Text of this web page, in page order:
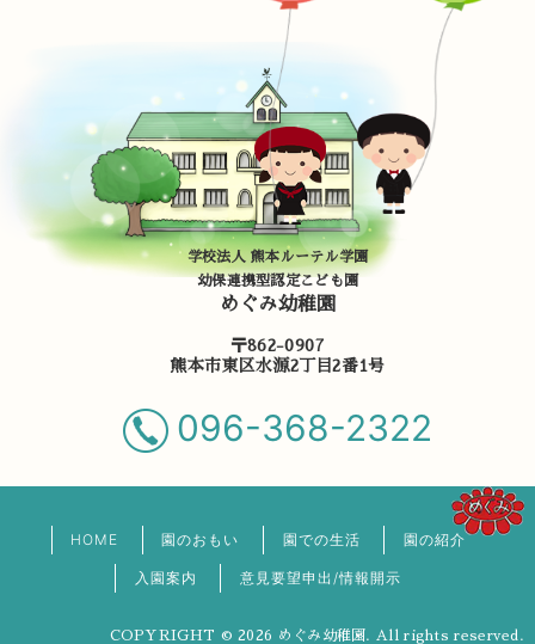
学校法人 熊本ルーテル学園
幼保連携型認定こども園
めぐみ幼稚園
〒862-0907
熊本市東区水源2丁目2番1号
096-368-2322
HOME 園のおもい 園での生活 園の紹介
入園案内 意見要望申出/情報開示
COPYRIGHT © 2026 めぐみ幼稚園. All rights reserved.